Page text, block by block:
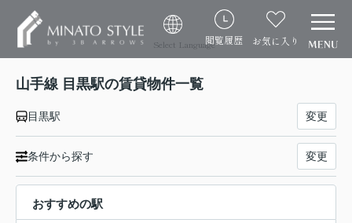
Select Language閲覧履歴 お気に入り
山手線 目黒駅の賃貸物件一覧
目黒駅 変更
条件から探す 変更
おすすめの駅